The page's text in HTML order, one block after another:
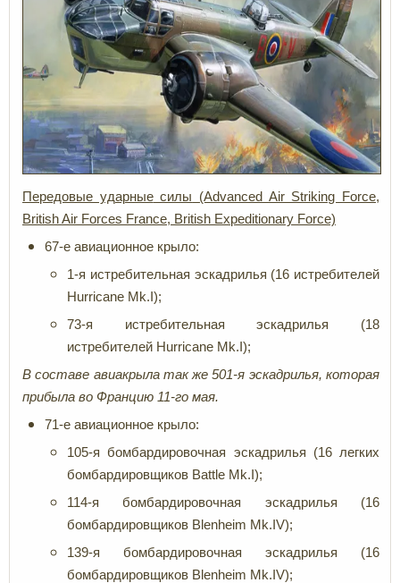
Передовые ударныесилы
(Advanced Air Striking Force,
British Air Forces France, British Expeditionary Force)
67-е авиационное крыло:
1-я истребительная эскадрилья (16 истребителей
Hurricane Mk.I);
73-я истребительная эскадрилья (18
истребителей Hurricane Mk.I);
В составе авиакрыла так же 501-я эскадрилья, которая
прибыла во Францию 11-го мая.
71-е авиационное крыло:
105-я бомбардировочная эскадрилья (16 легких
бомбардировщиков Battle Mk.I);
114-я бомбардировочная эскадрилья (16
бомбардировщиков Blenheim Mk.IV);
139-я бомбардировочная эскадрилья (16
бомбардировщиков Blenheim Mk.IV);